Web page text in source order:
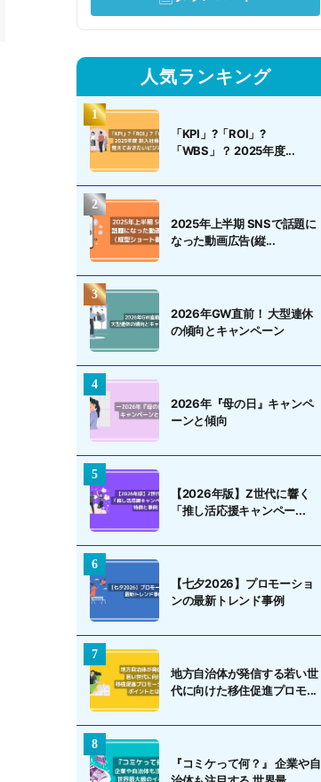
人気ランキング
「KPI」?「ROI」?
「WBS」？ 2025年度...
2025年上半期 SNSで話題に
なった動画広告(縦...
2026年GW直前！ 大型連休
の傾向とキャンペーン
2026年『母の日』キャンペ
ーンと傾向
【2026年版】Z世代に響く
「推し活応援キャンペー...
【七夕2026】プロモーショ
ンの最新トレンド事例
地方自治体が発信する若い世
代に向けた移住促進プロモ...
『コミケって何？』 企業や自